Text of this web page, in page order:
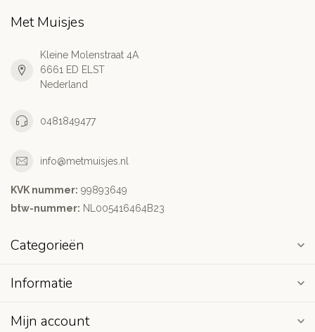
Met Muisjes
Kleine Molenstraat 4A
6661 ED ELST
Nederland
0481849477
info@metmuisjes.nl
KVK nummer: 99893649
btw-nummer: NL005416464B23
Categorieën
Informatie
Mijn account